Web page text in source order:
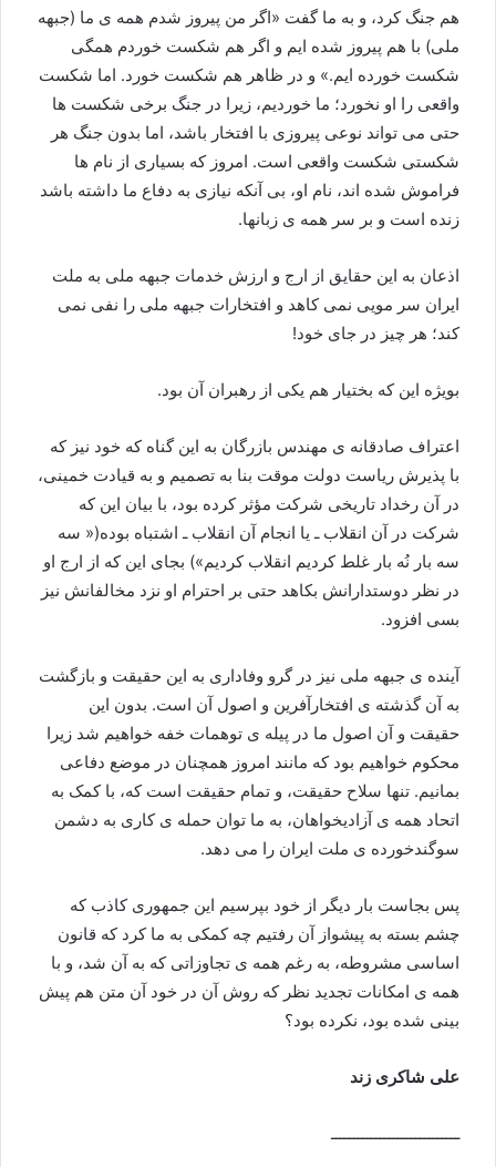
هم جنگ کرد، و به ما گفت «اگر من پیروز شدم همه ی ما (جبهه
ملی) با هم پیروز شده ایم و اگر هم شکست خوردم همگی
شکست خورده ایم.» و در ظاهر هم شکست خورد. اما شکست
واقعی را او نخورد؛ ما خوردیم، زیرا در جنگ برخی شکست ها
حتی می تواند نوعی پیروزی با افتخار باشد، اما بدون جنگ هر
شکستی شکست واقعی است. امروز که بسیاری از نام ها
فراموش شده اند، نام او، بی آنکه نیازی به دفاع ما داشته باشد
زنده است و بر سر همه ی زبانها.
اذعان به این حقایق از ارج و ارزش خدمات جبهه ملی به ملت
ایران سر مویی نمی کاهد و افتخارات جبهه ملی را نفی نمی
کند؛ هر چیز در جای خود!
بویژه این که بختیار هم یکی از رهبران آن بود.
اعتراف صادقانه ی مهندس بازرگان به این گناه که خود نیز که
با پذیرش ریاست دولت موقت بنا به تصمیم و به قیادت خمینی،
در آن رخداد تاریخی شرکت مؤثر کرده بود، با بیان این که
شرکت در آن انقلاب ـ یا انجام آن انقلاب ـ اشتباه بوده(« سه
سه بار نُه بار غلط کردیم انقلاب کردیم») بجای این که از ارج او
در نظر دوستدارانش بکاهد حتی بر احترام او نزد مخالفانش نیز
بسی افزود.
آینده ی جبهه ملی نیز در گرو وفاداری به این حقیقت و بازگشت
به آن گذشته ی افتخارآفرین و اصول آن است. بدون این
حقیقت و آن اصول ما در پیله ی توهمات خفه خواهیم شد زیرا
محکوم خواهیم بود که مانند امروز همچنان در موضع دفاعی
بمانیم. تنها سلاح حقیقت، و تمام حقیقت است که، با کمک به
اتحاد همه ی آزادیخواهان، به ما توان حمله ی کاری به دشمن
سوگندخورده ی ملت ایران را می دهد.
پس بجاست بار دیگر از خود بپرسیم این جمهوری کاذب که
چشم بسته به پیشواز آن رفتیم چه کمکی به ما کرد که قانون
اساسی مشروطه، به رغم همه ی تجاوزاتی که به آن شد، و با
همه ی امکانات تجدید نظر که روش آن در خود آن متن هم پیش
بینی شده بود، نکرده بود؟
علی شاکری زند
ـــــــــــــــــــــــــــــ